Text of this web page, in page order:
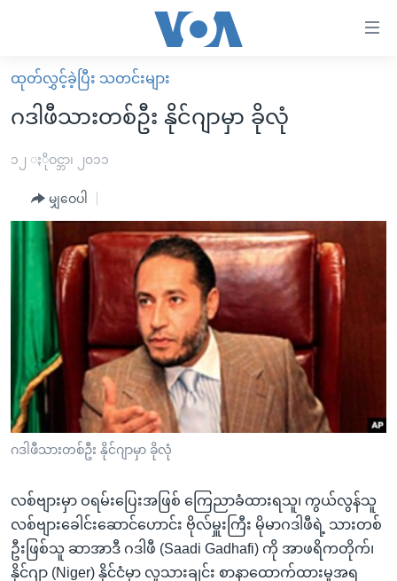
လွယ်ကူ
စေ
Link
များ
အကြောင်းအရာ
သို့
ကျော်
ပင်မ
ညွန်း
စာမျက်နှာ
ကျော်
ကြည့်
ရန်
ရှာဖွေ
မူလစာမျက်နှာ
မြန်မာ
ကမ္ဘာ့သတင်းများ
နိုင်ငံတကာ
အမေရိကန်
တရုတ်
အစ္စရေး-ပါလက်စတိုင်း
သတင်းလွတ်လပ်ခွင့်
ရပ်ဝန်းတခု လမ်းတခု အလွန်
အင်္ဂလိပ်စာလေ့လာမယ်
အမေရိကန်သုံးအီဒီယံ
မကြေးမုံရဲ့ အင်္ဂလိပ်စာ
ရုပ်ရှင်ထဲက အင်္ဂလိပ်စာ
သုတပဒေသာ အင်္ဂလိပ်စာ
အပတ်စဉ်ကဏ္ဍများ
ရေဒီယို
တီဗွီ
ရေဒီယိုနှင့်ရုပ်သံ အချက်အလက်များ
ရေဒီယို/တီဗွီအစီအစဉ်
Learning English
ဘာသာစကားများ
ထုတ်လွှင့်ခဲ့ပြီး သတင်းများ
ဂဒါဖီသားတစ်ဦး နိုင်ဂျာမှာ ခိုလုံ
၁၂ ႏိုဝင္ဘာ၊ ၂၀၁၁
မျှဝေပါ
ဂဒါဖီသားတစ်ဦး နိုင်ဂျာမှာ ခိုလုံ
လစ်ဗျားမှာ ဝရမ်းပြေးအဖြစ် ကြေညာခံထားရသူ၊ ကွယ်လွန်သူ
လစ်ဗျားခေါင်းဆောင်ဟောင်း ဗိုလ်မှူးကြီး မိုမာဂဒါဖီရဲ့ သားတစ်
ဦးဖြစ်သူ ဆာအာဒီ ဂဒါဖီ (Saadi Gadhafi) ကို အာဖရိကတိုက်၊
နိုင်ဂျာ (Niger) နိုင်ငံမှာ လူသားချင်း စာနာထောက်ထားမှုအရ